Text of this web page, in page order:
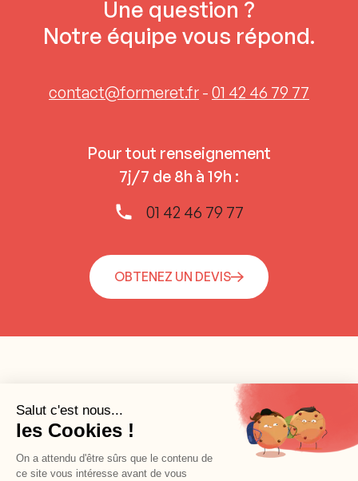
Une question ?
Notre équipe vous répond.
contact@formeret.fr - 01 42 46 79 77
Pour tout renseignement
7j/7 de 8h à 19h :
01 42 46 79 77
OBTENEZ UN DEVIS